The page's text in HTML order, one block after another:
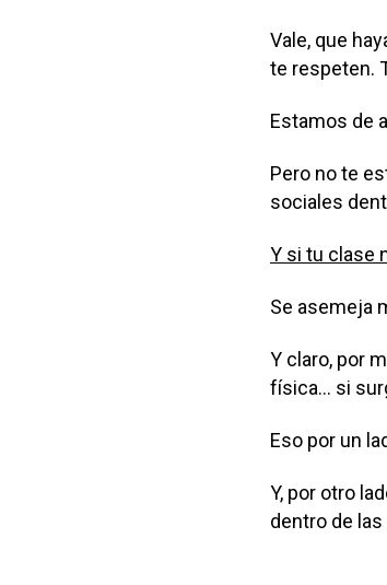
Vale, que
te respeten.
Estamos de
Pero no te
sociales
Y si tu clase
Se asemeja
Y claro, por
física... si
Eso por un
Y, por otro
dentro de